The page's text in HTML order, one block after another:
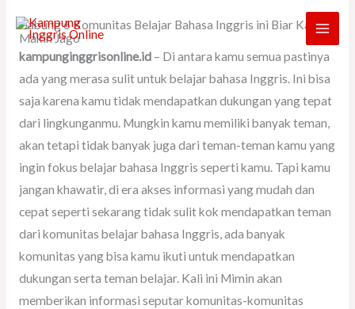
content
Gabung 6 Komunitas Belajar Bahasa Inggris ini Biar Kamu
Makin Jago
kampunginggrisonline.id– Di antara kamu semua pastinya
ada yang merasa sulit untuk belajar bahasa Inggris. Ini bisa
saja karena kamu tidak mendapatkan dukungan yang tepat
dari lingkunganmu. Mungkin kamu memiliki banyak teman,
akan tetapi tidak banyak juga dari teman-teman kamu yang
ingin fokus belajar bahasa Inggris seperti kamu. Tapi kamu
jangan khawatir, di era akses informasi yang mudah dan
cepat seperti sekarang tidak sulit kok mendapatkan teman
dari komunitas belajar bahasa Inggris, ada banyak
komunitas yang bisa kamu ikuti untuk mendapatkan
dukungan serta teman belajar. Kali ini Mimin akan
memberikan informasi seputar komunitas-komunitas